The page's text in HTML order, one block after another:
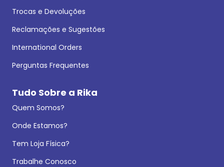
Trocas e Devoluções
Reclamações e Sugestões
International Orders
Perguntas Frequentes
Tudo Sobre a Rika
Quem Somos?
Onde Estamos?
Tem Loja Física?
Trabalhe Conosco